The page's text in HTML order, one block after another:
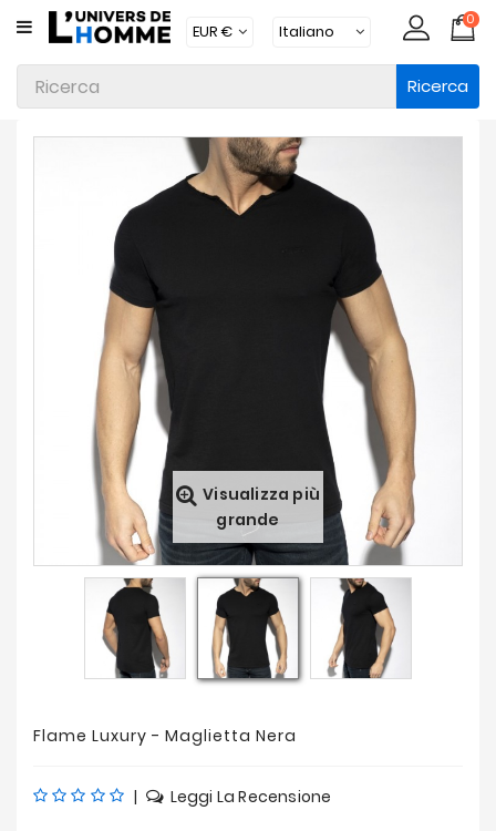
CATEGORIA
Intimo
Abbigliamento
Loungewear
0
Ricerca
Visualizza più
grande
Flame Luxury - Maglietta Nera
| Leggi La Recensione